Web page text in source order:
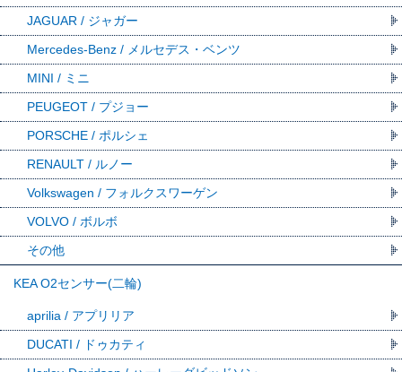
JAGUAR / ジャガー
Mercedes-Benz / メルセデス・ベンツ
MINI / ミニ
PEUGEOT / プジョー
PORSCHE / ポルシェ
RENAULT / ルノー
Volkswagen / フォルクスワーゲン
VOLVO / ボルボ
その他
KEA O2センサー(二輪)
aprilia / アプリリア
DUCATI / ドゥカティ